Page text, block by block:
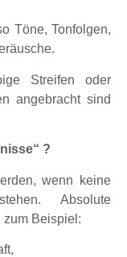
Töne, Tonfolgen,
Streifen oder
angebracht sind
?
wenn keine
Absolute
zum Beispiel: